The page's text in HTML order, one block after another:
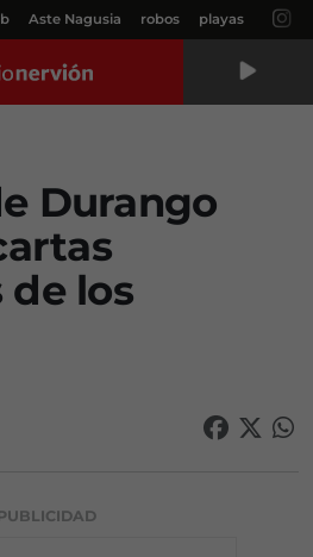
Aste Nagusia robos playas
Durango
de los